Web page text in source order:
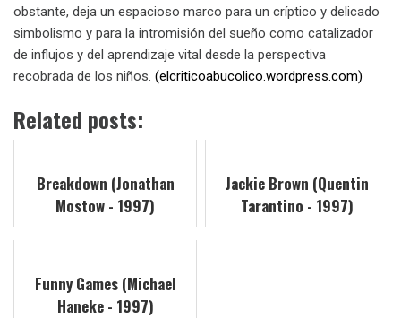
obstante, deja un espacioso marco para un críptico y delicado
simbolismo y para la intromisión del sueño como catalizador
de influjos y del aprendizaje vital desde la perspectiva
recobrada de los niños. (elcriticoabucolico.wordpress.com)
Related posts:
Breakdown (Jonathan
Mostow - 1997)
Jackie Brown (Quentin
Tarantino - 1997)
Funny Games (Michael
Haneke - 1997)